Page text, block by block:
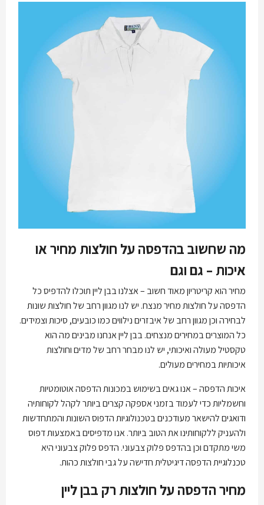
מה שחשוב בהדפסה על חולצות מחיר או
איכות – גם וגם
מחיר הוא קריטריון מאוד חשוב – אצלנו בבן ליין תוכלו להדפיס כל
הדפסה על חולצות מחיר מנצח. יש לנו מגוון רחב של חולצות שונות
לבחירה וכן מגוון רחב של איבזרים נילווים כמו כובעים, סיכות וצמידים.
כל המוצרים במחירים מנצחים. בבן ליין אנחנו מבינים מה הוא
טקסטיל מעולה ואיכותי, יש לנו מבחר רחב של מדים וחולצות
איכותיות במחירים מעולים.
איכות הדפסה – אנו גאים בשימוש במכונות הדפסה אוטומטיות
וחשמליות כדי לעמוד בזמני אספקה קצרים ביותר לקהל לקוחותיה
ודואגים להישאר מעודכנים בטכנולוגיות הדפוס השונות והמתחדשות
ולהעניק ללקוחותינו את הטוב ביותר. אנו מדפיסים באמצעות דפוס
משי מתקדם וכן בהדפס פלוק צבעוני. הדפס פלוק צבעוני היא
טכנלוגיית הדפסה דיגיטלית חדישה על גבי חולצות כהות.
מחיר הדפסה על חולצות רק בבן ליין